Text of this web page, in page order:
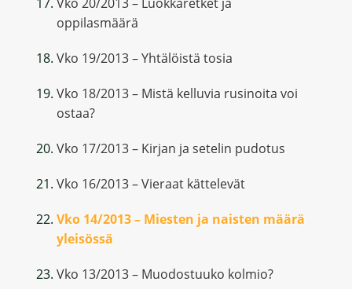
oppilasmäärä
Vko 19/2013 – Yhtälöistä tosia
Vko 18/2013 – Mistä kelluvia rusinoita voi
ostaa?
Vko 17/2013 – Kirjan ja setelin pudotus
Vko 16/2013 – Vieraat kättelevät
Vko 14/2013 – Miesten ja naisten määrä
yleisössä
Vko 13/2013 – Muodostuuko kolmio?